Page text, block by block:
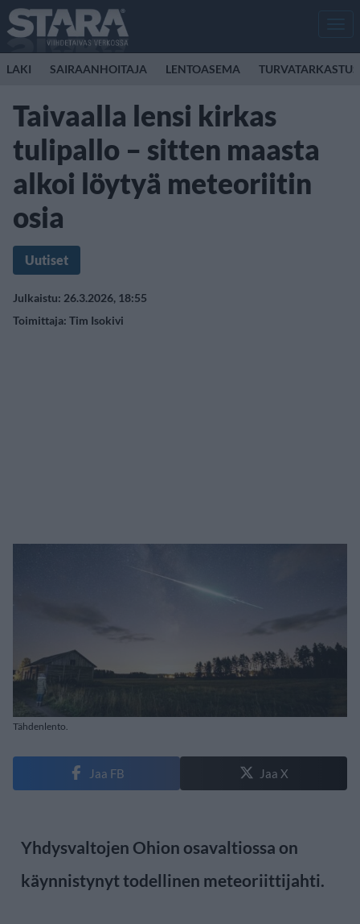
LAKI SAIRAANHOITAJA LENTOASEMA TURVATARKASTUS
Taivaalla lensi kirkas
tulipallo – sitten maasta
alkoi löytyä meteoriitin
osia
Uutiset
Julkaistu: 26.3.2026, 18:55
Toimittaja: Tim Isokivi
Tähdenlento.
Jaa FB Jaa X
Yhdysvaltojen Ohion osavaltiossa on
käynnistynyt todellinen meteoriittijahti.